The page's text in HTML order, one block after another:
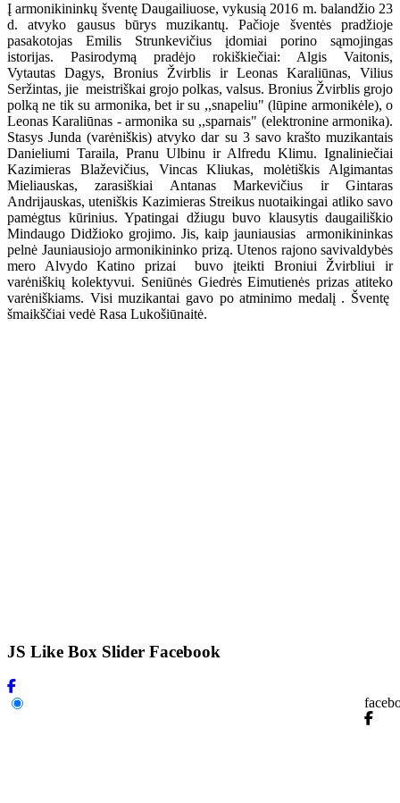
Į armonikininkų šventę Daugailiuose, vykusią 2016 m. balandžio 23
d. atvyko gausus būrys muzikantų. Pačioje šventės pradžioje
pasakotojas Emilis Strunkevičius įdomiai porino sąmojingas
istorijas. Pasirodymą pradėjo rokiškiečiai: Algis Vaitonis,
Vytautas Dagys, Bronius Žvirblis ir Leonas Karaliūnas, Vilius
Seržintas, jie meistriškai grojo polkas, valsus. Bronius Žvirblis grojo
polką ne tik su armonika, bet ir su ,,snapeliu" (lūpine armonikėle), o
Leonas Karaliūnas - armonika su ,,sparnais" (elektronine armonika).
Stasys Junda (varėniškis) atvyko dar su 3 savo krašto muzikantais
Danieliumi Taraila, Pranu Ulbinu ir Alfredu Klimu. Ignaliniečiai
Kazimieras Blaževičius, Vincas Kliukas, molėtiškis Algimantas
Mieliauskas, zarasiškiai Antanas Markevičius ir Gintaras
Andrijauskas, uteniškis Kazimieras Streikus nuotaikingai atliko savo
pamėgtus kūrinius. Ypatingai džiugu buvo klausytis daugailiškio
Mindaugo Didžioko grojimo. Jis, kaip jauniausias armonikininkas
pelnė Jauniausiojo armonikininko prizą. Utenos rajono savivaldybės
mero Alvydo Katino prizai buvo įteikti Broniui Žvirbliui ir
varėniškių kolektyvui. Seniūnės Giedrės Eimutienės prizas atiteko
varėniškiams. Visi muzikantai gavo po atminimo medalį . Šventę
šmaikščiai vedė Rasa Lukošiūnaitė.
JS Like Box Slider Facebook